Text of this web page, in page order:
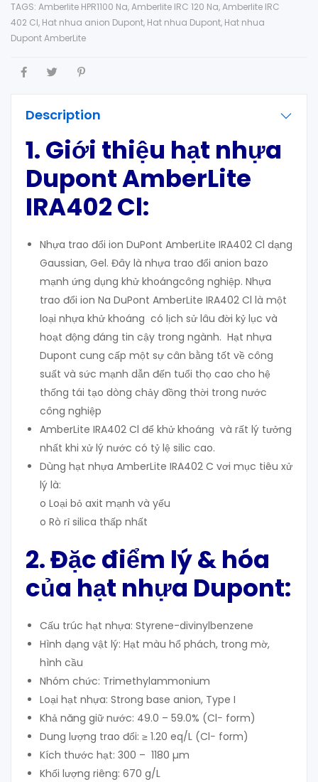
TAGS: Amberlite HPR1100 Na,Amberlite IRC 120 Na,Amberlite IRC
402 Cl, Hat nhua anion Dupont, Hat nhua Dupont, Hat nhua
Dupont AmberLite
Description
1. Giới thiệu hạt nhựa
Dupont AmberLite
IRA402 Cl:
Nhựa trao đổi ion DuPont AmberLite IRA402 Cl dạng
Gaussian, Gel. Đây là nhựa trao đổi anion bazo
mạnh ứng dụng khử khoángcông nghiệp. Nhựa
trao đổi ion Na DuPont AmberLite IRA402 Cl là một
loại nhựa khử khoáng có lịch sử lâu đời kỷ lục và
hoạt động đáng tin cậy trong ngành. Hạt nhựa
Dupont cung cấp một sự cân bằng tốt về công
suất và sức mạnh dẫn đến tuổi thọ cao cho hệ
thống tái tạo dòng chảy đồng thời trong nước
công nghiệp
AmberLite IRA402 Cl để khử khoáng và rất lý tưởng
nhất khi xử lý nước có tỷ lệ silic cao.
Dùng hạt nhựa AmberLite IRA402 C vơi mục tiêu xử
lý là:
o Loại bỏ axit mạnh và yếu
o Rò rỉ silica thấp nhất
2. Đặc điểm lý & hóa
của hạt nhựa Dupont:
Cấu trúc hạt nhựa: Styrene-divinylbenzene
Hình dạng vật lý: Hạt màu hổ phách, trong mờ,
hình cầu
Nhóm chức: Trimethylammonium
Loại hạt nhựa: Strong base anion, Type I
Khả năng giữ nước: 49.0 – 59.0% (Cl− form)
Dung lượng trao đổi: ≥ 1.20 eq/L (Cl− form)
Kích thước hạt: 300 – 1180 µm
Khối lượng riêng: 670 g/L